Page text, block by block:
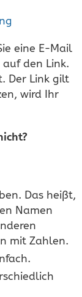
eine E-Mail
auf den Link.
Der Link gilt
wird Ihr
Das heißt,
Namen
mit Zahlen.